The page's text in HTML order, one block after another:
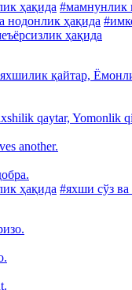
ҳақида #мамнунлик
нодонлик ҳақида
ҳақида
қайтар,
qaytar, Yomonlik
another.
ҳақида #яхши сўз ва